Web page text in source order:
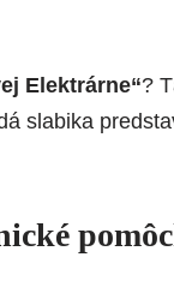
Elektrárne“?
slabika